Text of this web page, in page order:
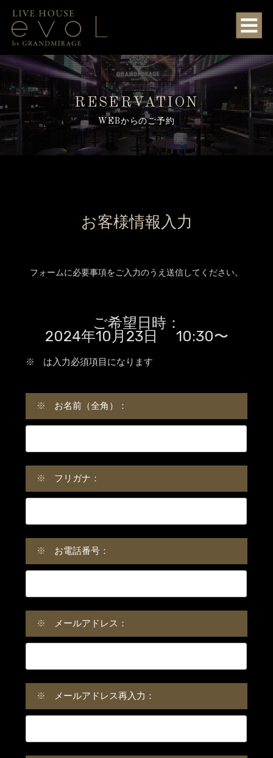
RESERVATION
WEBからのご予約
お客様情報入力
フォームに必要事項をご入力のうえ送信してください。
ご希望日時：
2024年10月23日 10:30〜
※ は入力必須項目になります
※ お名前（全角）：
※ フリガナ：
※ お電話番号：
※ メールアドレス：
※ メールアドレス再入力：